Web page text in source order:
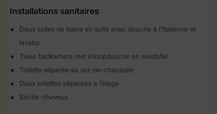
Installations sanitaires
Deux salles de bains en suite avec douche à l'îtalienne et
lavabo
Twee badkamers met inloopdouche en wastafel
Toilette séparée au rez-de-chaussée
Deux toilettes séparées à l’étage
Sèche-cheveux